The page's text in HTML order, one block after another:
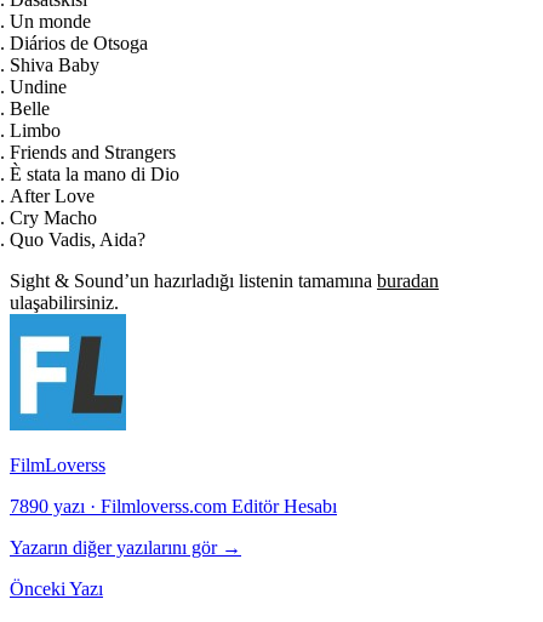
Un monde
Diários de Otsoga
Shiva Baby
Undine
Belle
Limbo
Friends and Strangers
È stata la mano di Dio
After Love
Cry Macho
Quo Vadis, Aida?
Sight & Sound’un hazırladığı listenin tamamına buradan
ulaşabilirsiniz.
FilmLoverss
7890 yazı · Filmloverss.com Editör Hesabı
Yazarın diğer yazılarını gör →
Önceki Yazı